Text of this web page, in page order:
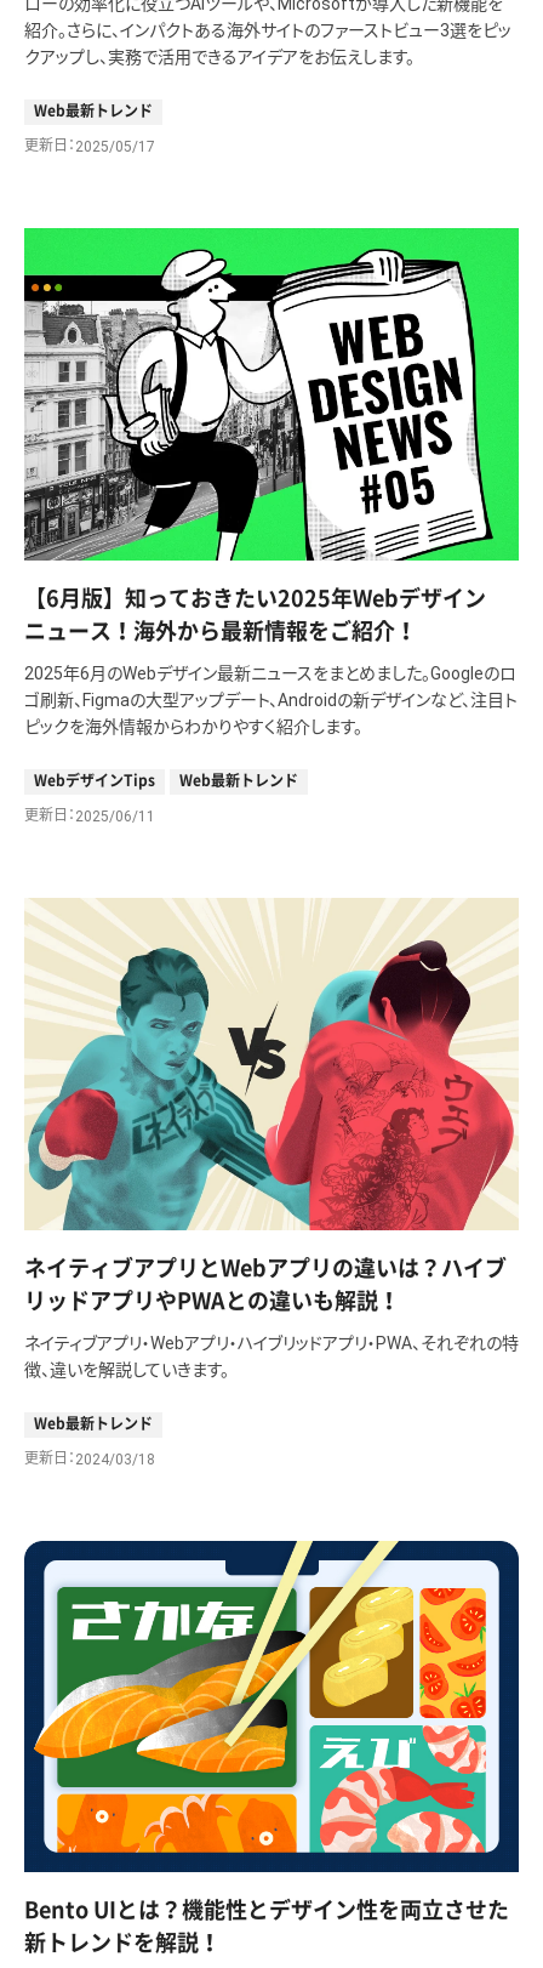
紹介。さらに、インパクトある海外サイトのファーストビュー3選をピッ
クアップし、実務で活用できるアイデアをお伝えします。
Web最新トレンド
更新日 2025/05/17
【6月版】知っておきたい2025年Webデザイン
ニュース！海外から最新情報をご紹介！
2025年6月のWebデザイン最新ニュースをまとめました。Googleのロ
ゴ刷新、Figmaの大型アップデート、Androidの新デザインなど、注目ト
ピックを海外情報からわかりやすく紹介します。
WebデザインTips Web最新トレンド
更新日 2025/06/11
ネイティブアプリとWebアプリの違いは？ハイブ
リッドアプリやPWAとの違いも解説！
ネイティブアプリ・Webアプリ・ハイブリッドアプリ・PWA、それぞれの特
徴、違いを解説していきます。
Web最新トレンド
更新日 2024/03/18
Bento UIとは？機能性とデザイン性を両立させた
新トレンドを解説！